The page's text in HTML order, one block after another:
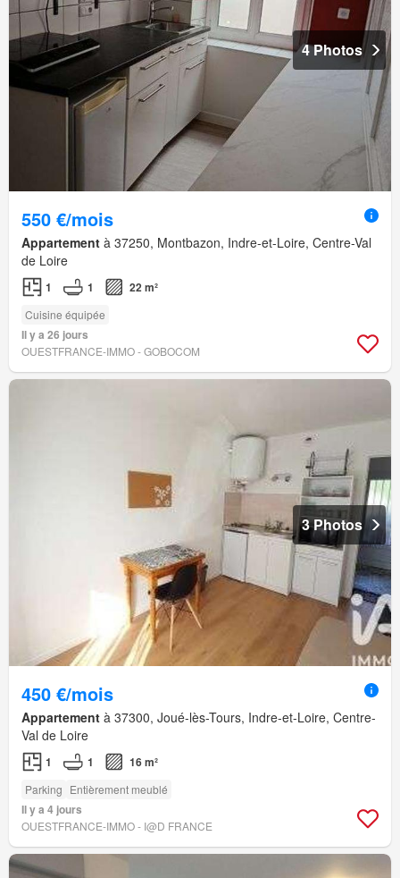
4 Photos
550 €/mois
Appartement à 37250, Montbazon, Indre-et-Loire, Centre-Val
de Loire
1 1 22 m²
Cuisine équipée
Il y a 26 jours
OUESTFRANCE-IMMO - GOBOCOM
3 Photos
450 €/mois
Appartement à 37300, Joué-lès-Tours, Indre-et-Loire, Centre-
Val de Loire
1 1 16 m²
Parking Entièrement meublé
Il y a 4 jours
OUESTFRANCE-IMMO - I@D FRANCE